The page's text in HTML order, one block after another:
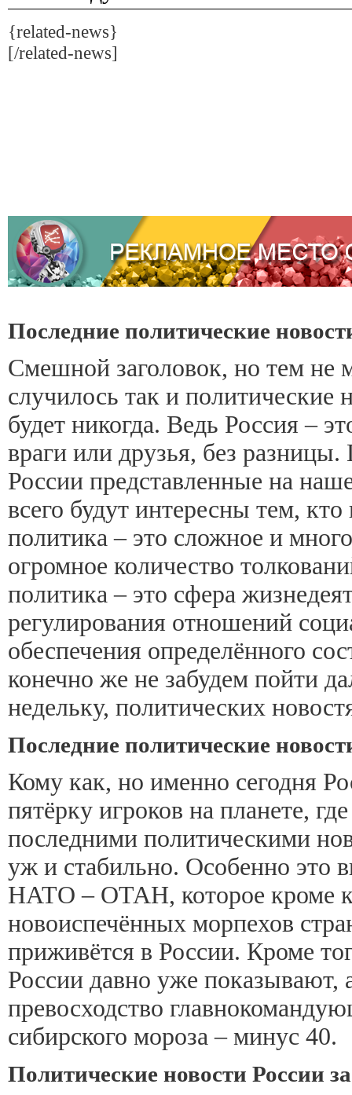
{related-news}
[/related-news]
Последние политические
Смешной заголовок, но тем не
случилось так и политические
будет никогда. Ведь Россия –
враги или друзья, без
России представленные на
всего будут интересны тем,
политика – это сложное и
огромное количество
политика – это сфера
регулирования отношений
обеспечения определённого
конечно же не забудем пойти
недельку, политических
Последние политические
Кому как, но именно сегодня
пятёрку игроков на планете,
последними политическими
уж и стабильно. Особенно это
НАТО – ОТАН, которое кроме
новоиспечённых морпехов
приживётся в России. Кроме
России давно уже показывают,
превосходство
сибирского мороза – минус 40.
Политические новости России